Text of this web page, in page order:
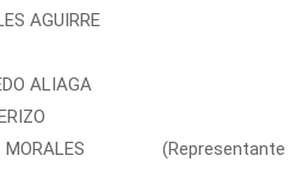
AGUIRRE
ALIAGA
MORALES (Representante